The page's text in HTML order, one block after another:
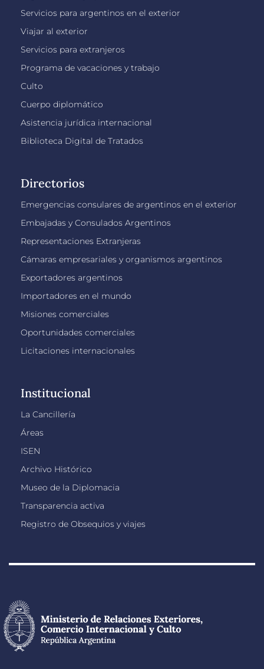
Servicios para argentinos en el exterior
Viajar al exterior
Servicios para extranjeros
Programa de vacaciones y trabajo
Culto
Cuerpo diplomático
Asistencia jurídica internacional
Biblioteca Digital de Tratados
Directorios
Emergencias consulares de argentinos en el exterior
Embajadas y Consulados Argentinos
Representaciones Extranjeras
Cámaras empresariales y organismos argentinos
Exportadores argentinos
Importadores en el mundo
Misiones comerciales
Oportunidades comerciales
Licitaciones internacionales
Institucional
La Cancillería
Áreas
ISEN
Archivo Histórico
Museo de la Diplomacia
Transparencia activa
Registro de Obsequios y viajes